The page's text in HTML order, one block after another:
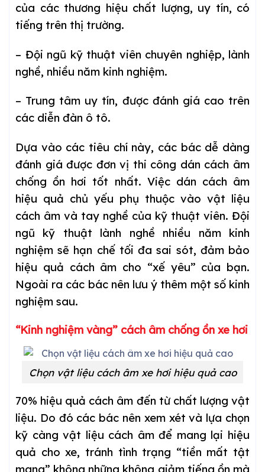
của các thương hiệu chất lượng, uy tín, có
tiếng trên thị trường.
– Đội ngũ kỹ thuật viên chuyên nghiệp, lành
nghề, nhiều năm kinh nghiệm.
– Trung tâm uy tín, được đánh giá cao trên
các diễn đàn ô tô.
Dựa vào các tiêu chí này, các bác dễ dàng
đánh giá được đơn vị thi công dán cách âm
chống ồn hơi tốt nhất. Việc dán cách âm
hiệu quả chủ yếu phụ thuộc vào vật liệu
cách âm và tay nghề của kỹ thuật viên. Đội
ngũ kỹ thuật lành nghề nhiều năm kinh
nghiệm sẽ hạn chế tối đa sai sót, đảm bảo
hiệu quả cách âm cho “xế yêu” của bạn.
Ngoài ra các bác nên lưu ý thêm một số kinh
nghiệm sau.
“Kinh nghiệm vàng” cách âm chống ồn xe hơi
Chọn vật liệu cách âm xe hơi hiệu quả cao
70% hiệu quả cách âm đến từ chất lượng vật
liệu. Do đó các bác nên xem xét và lựa chọn
kỹ càng vật liệu cách âm để mang lại hiệu
quả cho xe, tránh tình trạng “tiền mất tật